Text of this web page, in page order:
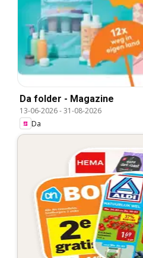
Da folder - Magazine
13-06-2026-31-08-2026
Da